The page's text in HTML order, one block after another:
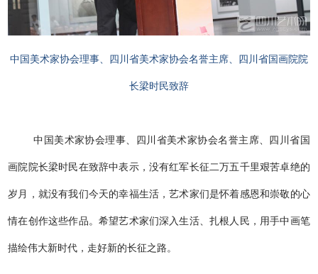
中国美术家协会理事、四川省美术家协会名誉主席、四川省国画院院
长梁时民致辞
中国美术家协会理事、四川省美术家协会名誉主席、四川省国
画院院长梁时民在致辞中表示，没有红军长征二万五千里艰苦卓绝的
岁月，就没有我们今天的幸福生活，艺术家们是怀着感恩和崇敬的心
情在创作这些作品。希望艺术家们深入生活、扎根人民，用手中画笔
描绘伟大新时代，走好新的长征之路。